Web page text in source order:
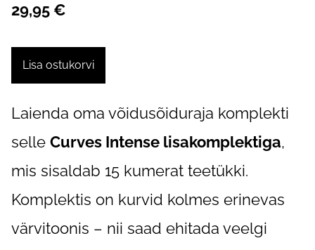
29,95 €
Lisa ostukorvi
Laienda oma võidusõiduraja komplekti
selle Curves Intense lisakomplektiga,
mis sisaldab 15 kumerat teetükki.
Komplektis on kurvid kolmes erinevas
värvitoonis – nii saad ehitada veelgi